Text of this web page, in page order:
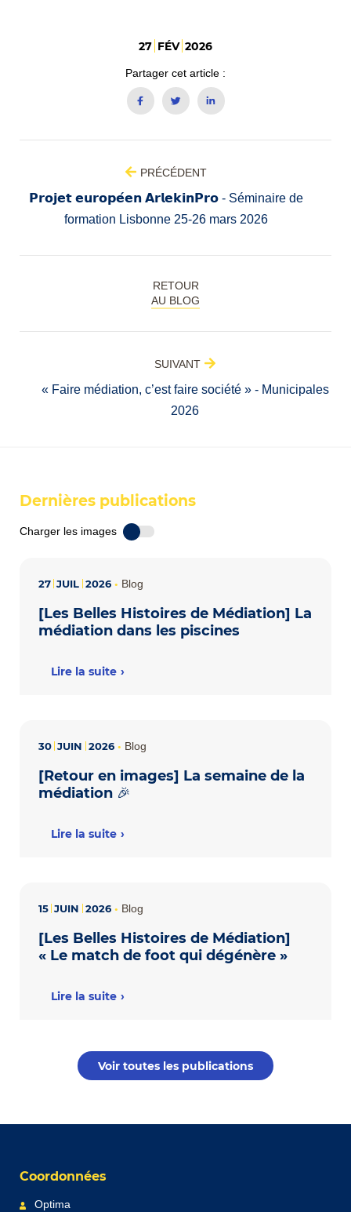
27 FÉV 2026
Partager cet article :
PRÉCÉDENT
𝗣𝗿𝗼𝗷𝗲𝘁 𝗲𝘂𝗿𝗼𝗽𝗲́𝗲𝗻 𝗔𝗿𝗹𝗲𝗸𝗶𝗻𝗣𝗿𝗼 - Séminaire de
formation Lisbonne 25-26 mars 2026
RETOUR
AU BLOG
SUIVANT
« Faire médiation, c’est faire société » - Municipales
2026
Dernières publications
Charger les images
27 JUIL 2026• Blog
[Les Belles Histoires de Médiation] La
médiation dans les piscines
Lire la suite
30 JUIN 2026• Blog
[Retour en images] La semaine de la
médiation 🎉
Lire la suite
15 JUIN 2026• Blog
[Les Belles Histoires de Médiation]
« Le match de foot qui dégénère »
Lire la suite
Voir toutes les publications
Coordonnées
Optima